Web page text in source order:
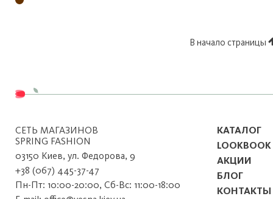
В начало страницы
СЕТЬ МАГАЗИНОВ
SPRING FASHION
03150 Киев, ул. Федорова, 9
+38 (067) 445-37-47
Пн-Пт: 10:00-20:00, Сб-Вс: 11:00-18:00
КАТАЛОГ
LOOKBOOK
АКЦИИ
БЛОГ
КОНТАКТЫ